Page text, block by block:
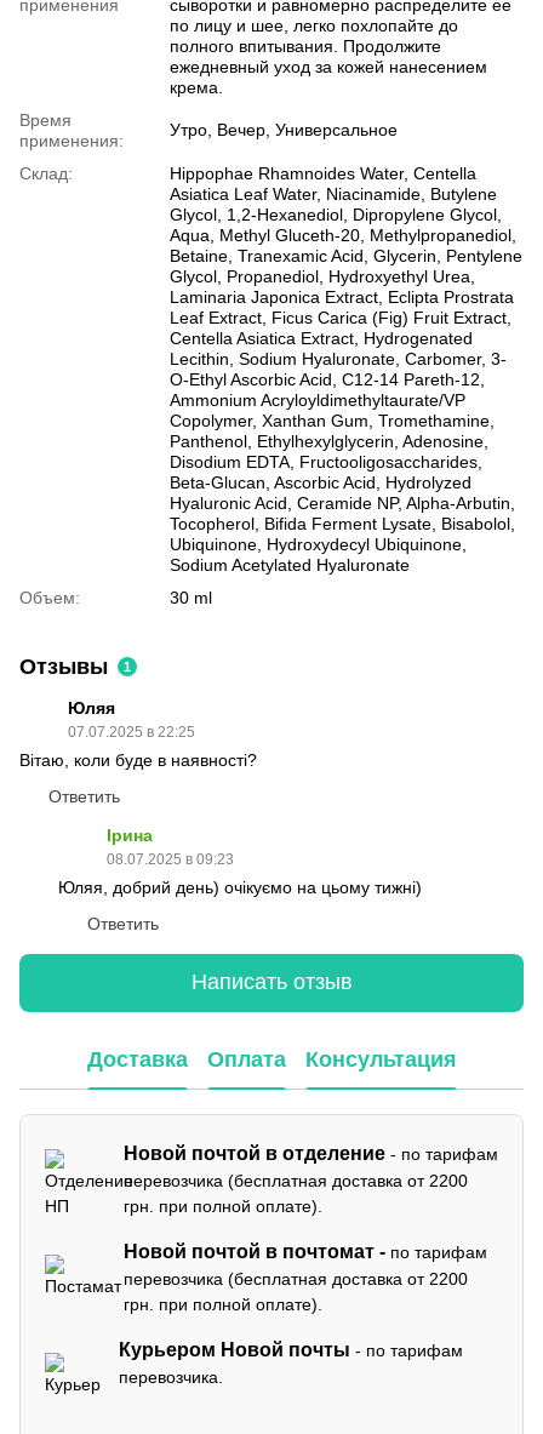
применения
сыворотки и равномерно распределите ее
по лицу и шее, легко похлопайте до
полного впитывания. Продолжите
ежедневный уход за кожей нанесением
крема.
Время
применения:
Утро, Вечер, Универсальное
Склад:
Hippophae Rhamnoides Water, Centella
Asiatica Leaf Water, Niacinamide, Butylene
Glycol, 1,2-Hexanediol, Dipropylene Glycol,
Aqua, Methyl Gluceth-20, Methylpropanediol,
Betaine, Tranexamic Acid, Glycerin, Pentylene
Glycol, Propanediol, Hydroxyethyl Urea,
Laminaria Japonica Extract, Eclipta Prostrata
Leaf Extract, Ficus Carica (Fig) Fruit Extract,
Centella Asiatica Extract, Hydrogenated
Lecithin, Sodium Hyaluronate, Carbomer, 3-
O-Ethyl Ascorbic Acid, C12-14 Pareth-12,
Ammonium Acryloyldimethyltaurate/VP
Copolymer, Xanthan Gum, Tromethamine,
Panthenol, Ethylhexylglycerin, Adenosine,
Disodium EDTA, Fructooligosaccharides,
Beta-Glucan, Ascorbic Acid, Hydrolyzed
Hyaluronic Acid, Ceramide NP, Alpha-Arbutin,
Tocopherol, Bifida Ferment Lysate, Bisabolol,
Ubiquinone, Hydroxydecyl Ubiquinone,
Sodium Acetylated Hyaluronate
Объем:
30 ml
Отзывы 1
Юляя
07.07.2025 в 22:25
Вітаю, коли буде в наявності?
Ответить
Ірина
08.07.2025 в 09:23
Юляя, добрий день) очікуємо на цьому тижні)
Ответить
Написать отзыв
Доставка Оплата Консультация
Новой почтой в отделение - по тарифам
перевозчика (бесплатная доставка от 2200
грн. при полной оплате).
Новой почтой в почтомат - по тарифам
перевозчика (бесплатная доставка от 2200
грн. при полной оплате).
Курьером Новой почты - по тарифам
перевозчика.